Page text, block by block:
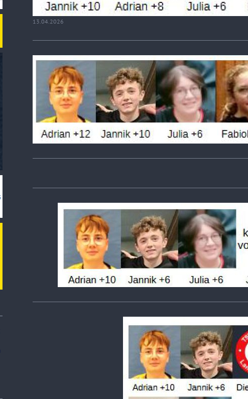
13.04.2026